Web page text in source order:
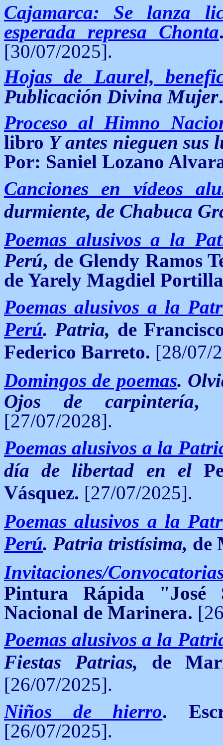
Cajamarca: Se lanza
esperada represa Chonta
[30/07/2025].
Hojas de Laurel,
Publicación Divina Mujer
Proceso al Himno
libro Y antes nieguen sus
Por: Saniel Lozano
Canciones en vídeos
durmiente, de Chabuca
Poemas alusivos a la
Perú, de Glendy Ramos
de Yarely Magdiel
Poemas alusivos a la
Perú. Patria, de
Federico Barreto. [28/07/
Domingos de poemas.
Ojos de carpintería,
[27/07/2028].
Poemas alusivos a la
día de libertad en el
Vásquez. [27/07/2025].
Poemas alusivos a la
Perú. Patria tristísima, de
Invitaciones/
Pintura Rápida
Nacional de Marinera.
Poemas alusivos a la
Fiestas Patrias, de
[26/07/2025].
Niños de hierro.
[26/07/2025].